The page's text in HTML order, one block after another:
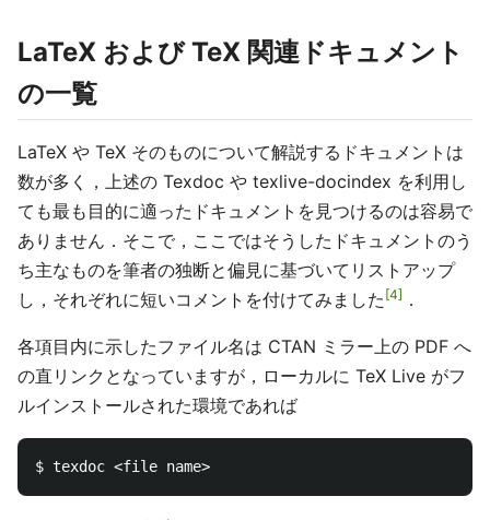
LaTeX および TeX 関連ドキュメント
の一覧
LaTeX や TeX そのものについて解説するドキュメントは
数が多く，上述の Texdoc や texlive-docindex を利用し
ても最も目的に適ったドキュメントを見つけるのは容易で
ありません．そこで，ここではそうしたドキュメントのう
ち主なものを筆者の独断と偏見に基づいてリストアップ
し，それぞれに短いコメントを付けてみました 4 ．
各項目内に示したファイル名は CTAN ミラー上の PDF へ
の直リンクとなっていますが，ローカルに TeX Live がフ
ルインストールされた環境であれば